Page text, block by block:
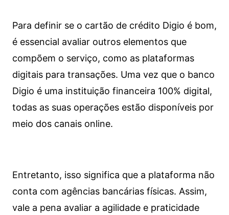
Para definir se o cartão de crédito Digio é bom,
é essencial avaliar outros elementos que
compõem o serviço, como as plataformas
digitais para transações. Uma vez que o banco
Digio é uma instituição financeira 100% digital,
todas as suas operações estão disponíveis por
meio dos canais online.
Entretanto, isso significa que a plataforma não
conta com agências bancárias físicas. Assim,
vale a pena avaliar a agilidade e praticidade